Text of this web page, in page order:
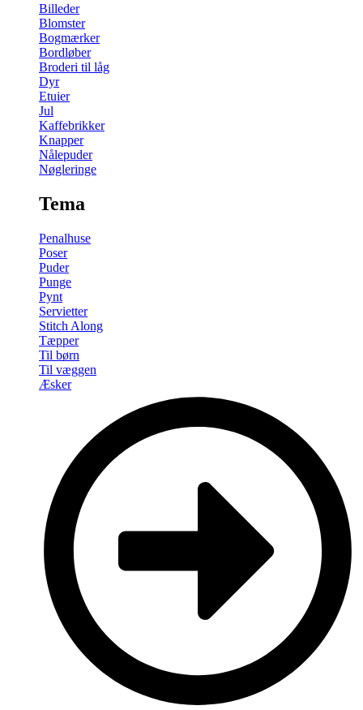
Billeder
Blomster
Bogmærker
Bordløber
Broderi til låg
Dyr
Etuier
Jul
Kaffebrikker
Knapper
Nålepuder
Nøgleringe
Tema
Penalhuse
Poser
Puder
Punge
Pynt
Servietter
Stitch Along
Tæpper
Til børn
Til væggen
Æsker